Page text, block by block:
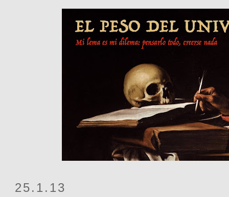
25.1.13